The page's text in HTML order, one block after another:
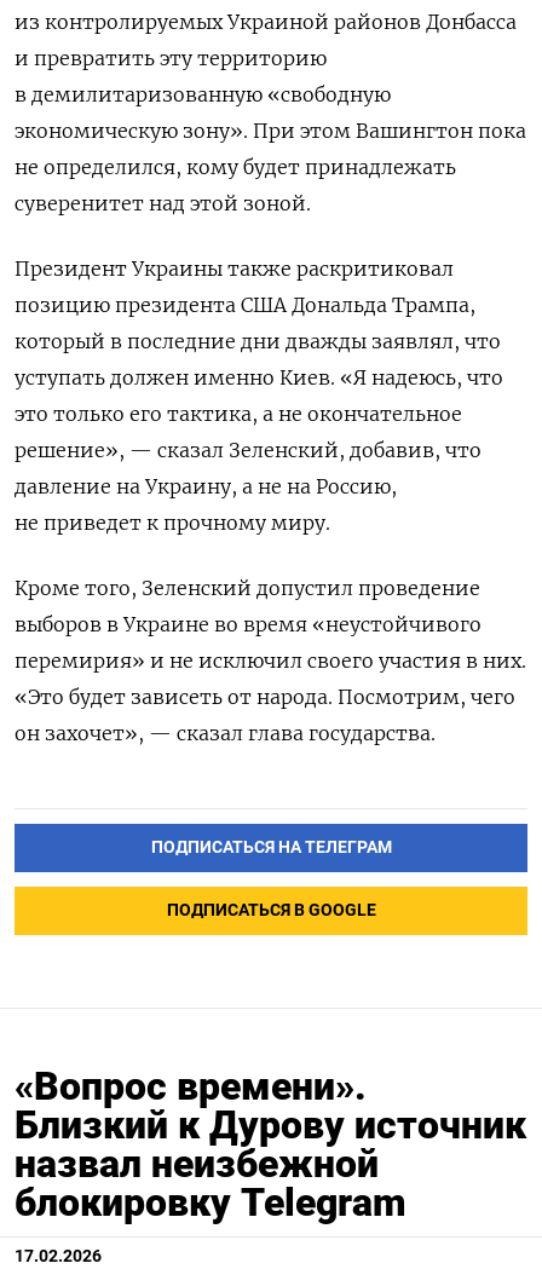
из контролируемых Украиной районов Донбасса
и превратить эту территорию
в демилитаризованную «свободную
экономическую зону». При этом Вашингтон пока
не определился, кому будет принадлежать
суверенитет над этой зоной.
Президент Украины также раскритиковал
позицию президента США Дональда Трампа,
который в последние дни дважды заявлял, что
уступать должен именно Киев. «Я надеюсь, что
это только его тактика, а не окончательное
решение», — сказал Зеленский, добавив, что
давление на Украину, а не на Россию,
не приведет к прочному миру.
Кроме того, Зеленский допустил проведение
выборов в Украине во время «неустойчивого
перемирия» и не исключил своего участия в них.
«Это будет зависеть от народа. Посмотрим, чего
он захочет», — сказал глава государства.
ПОДПИСАТЬСЯ НА ТЕЛЕГРАМ
ПОДПИСАТЬСЯ В GOOGLE
«Вопрос времени».
Близкий к Дурову источник
назвал неизбежной
блокировку Telegram
17.02.2026